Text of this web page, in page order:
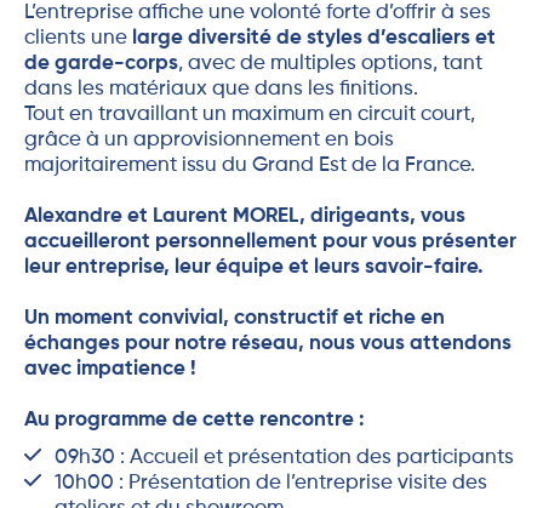
L’entreprise affiche une volonté forte d’offrir à ses
clients une large diversité de styles d’escaliers et
de garde-corps, avec de multiples options, tant
dans les matériaux que dans les finitions.
Tout en travaillant un maximum en circuit court,
grâce à un approvisionnement en bois
majoritairement issu du Grand Est de la France.
Alexandre et Laurent MOREL, dirigeants, vous
accueilleront personnellement pour vous présenter
leur entreprise, leur équipe et leurs savoir-faire.
Un moment convivial, constructif et riche en
échanges pour notre réseau, nous vous attendons
avec impatience !
Au programme de cette rencontre :
09h30 : Accueil et présentation des participants
10h00 : Présentation de l’entreprise visite des